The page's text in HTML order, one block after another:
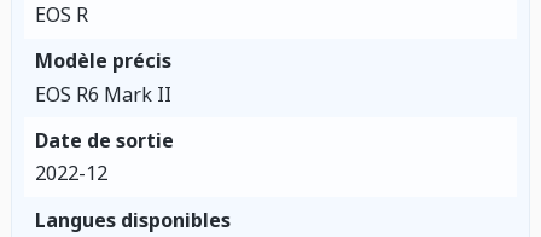
EOS R
Modèle précis
EOS R6 Mark II
Date de sortie
2022-12
Langues disponibles